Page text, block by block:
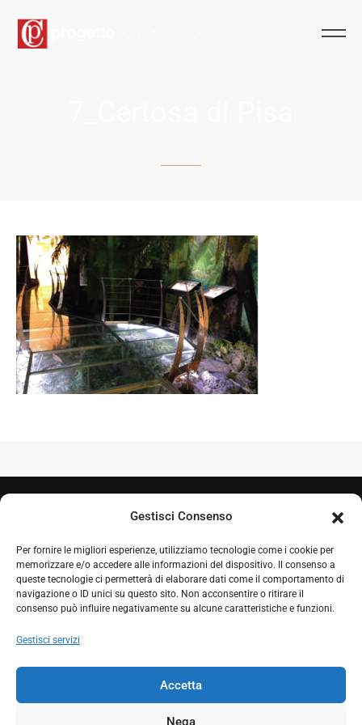
Gestisci Consenso
Per fornire le migliori esperienze, utilizziamo tecnologie come i cookie per
memorizzare e/o accedere alle informazioni del dispositivo. Il consenso a
queste tecnologie ci permetterà di elaborare dati come il comportamento di
navigazione o ID unici su questo sito. Non acconsentire o ritirare il
consenso può influire negativamente su alcune caratteristiche e funzioni.
Gestisci servizi
Accetta
Nega
+39 050 7212995